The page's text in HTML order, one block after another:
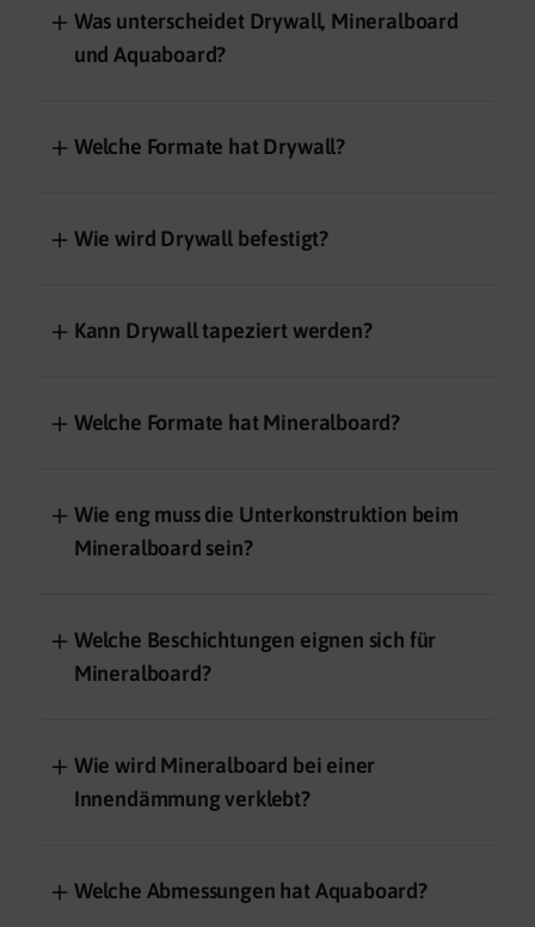
＋ Was unterscheidet Drywall, Mineralboard
und Aquaboard?
＋ Welche Formate hat Drywall?
＋ Wie wird Drywall befestigt?
＋ Kann Drywall tapeziert werden?
＋ Welche Formate hat Mineralboard?
＋ Wie eng muss die Unterkonstruktion beim
Mineralboard sein?
＋ Welche Beschichtungen eignen sich für
Mineralboard?
＋ Wie wird Mineralboard bei einer
Innendämmung verklebt?
＋ Welche Abmessungen hat Aquaboard?